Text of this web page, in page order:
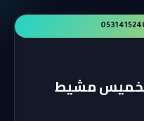
مشيط